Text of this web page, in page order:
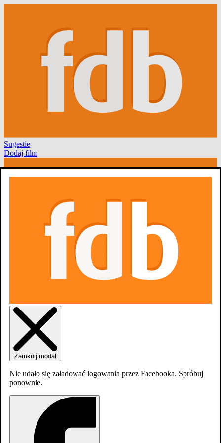
Sugestie
Dodaj film
Zaloguj sięZałóź konto
Zamknij modal
Nie udało się załadować logowania przez Facebooka. Spróbuj
ponownie.